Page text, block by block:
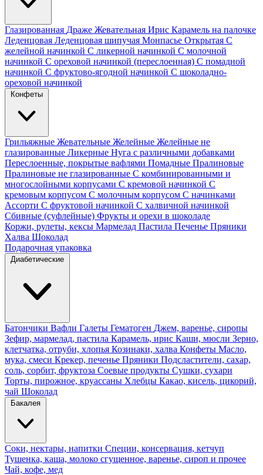
Глазированная Драже Жевательная Ирис Карамель на палочке
Леденцовая Леденцовая шипучая Монпасье Открытая С
желейной начинкой С ликерной начинкой С молочной
начинкой С ореховой начинкой (переслоенная) С помадной
начинкой С фруктово-ягодной начинкой С шоколадно-
ореховой начинкой
Конфеты
Грильяжные Жевательные Желейные Желейные не
глазированные Ликерные Нуга с различными добавками
Переслоенные, покрытые вафлями Помадные Пралиновые
Пралиновые не глазированные С комбинированными и
многослойными корпусами С кремовой начинкой С
кремовым корпусом С молочным корпусом С начинками
Ассорти С фруктовой начинкой С халвичной начинкой
Сбивные (суфлейные) Фрукты и орехи в шоколаде
Коржи, рулеты, кексы Мармелад Пастила Печенье Пряники
Халва Шоколад
Подарочная упаковка
Диабетические
Батончики Вафли Галеты Гематоген Джем, варенье, сиропы
Зефир, мармелад, пастила Карамель, ирис Каши, мюсли Зерно,
клетчатка, отруби, хлопья Козинаки, халва Конфеты Масло,
мука, смеси Крекер, печенье Пряники Подсластители, сахар,
соль, сорбит, фруктоза Соевые продукты Сушки, сухари
Торты, пирожное, круассаны Хлебцы Какао, кисель, цикорий,
чай Шоколад
Бакалея
Соки, нектары, напитки Специи, консервация, кетчуп
Тушенка, каша, молоко сгущенное, варенье, сироп и прочее
Чай, кофе, мед